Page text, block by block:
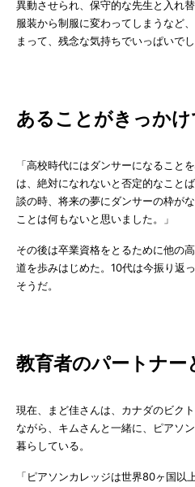
異動させられ、保守的な先生と入れ
服装から制服に変わってしまうなど
まって、残念な気持ちでいっぱいでし
あることがきっか
「高校時代にはダンサーになること
は、絶対になれないと否定的なこと
談の時、将来の夢にダンサーの枠が
ことは何もないと思いました。」
その後は卒業資格をとるために他の
道を歩みはじめた。10代は今振り返
そうだ。
教育者のパートナー
現在、まど佳さんは、カナダのビク
ながら、キムさんと一緒に、ピアソ
暮らしている。
「ピアソンカレッジは世界80ヶ国以